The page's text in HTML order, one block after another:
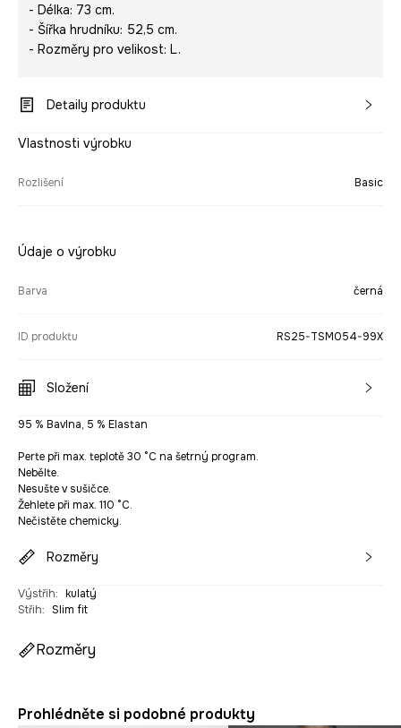
- Délka: 73 cm.
- Šířka hrudníku: 52,5 cm.
- Rozměry pro velikost: L.
Detaily produktu
Vlastnosti výrobku
Rozlišení Basic
Údaje o výrobku
Barva černá
ID produktu RS25-TSM054-99X
Složení
95 % Bavlna, 5 % Elastan
Perte při max. teplotě 30 °C na šetrný program.
Nebělte.
Nesušte v sušičce.
Žehlete při max. 110 °C.
Nečistěte chemicky.
Rozměry
Výstřih: kulatý
Střih: Slim fit
Rozměry
Prohlédněte si podobné produkty